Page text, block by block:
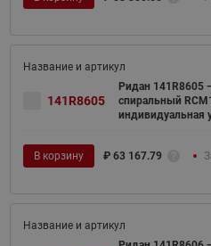
141R8605
Ридан 141R8605
спиральный
индивидуальная
В корзину ₽ 63 167.79